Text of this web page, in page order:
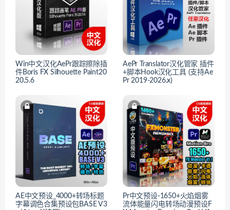
Win中文汉化AePr跟踪擦除插
件Boris FX Silhouette Paint20
20.5.6
AePr Translator汉化管家 插件
+脚本Hook汉化工具 (支持Ae
Pr 2019-2026.x)
AE中文预设_4000+转场标题
字幕调色合集预设包BASE V3
Pr中文预设-1650+火焰烟雾
流体能量闪电转场动漫预设F